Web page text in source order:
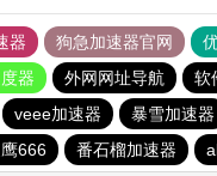
器 狗急加速器官网
器 外网网址导航 软
veee加速器 暴雪加速器
666 番石榴加速器